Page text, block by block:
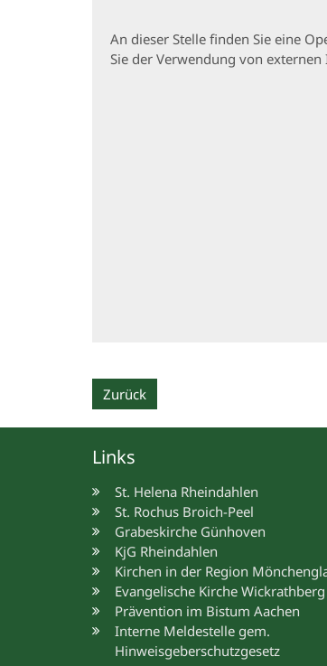
An dieser Stelle finden Sie eine
Sie der Verwendung von
Zurück
Links
St. Helena Rheindahlen
St. Rochus Broich-Peel
Grabeskirche Günhoven
KjG Rheindahlen
Kirchen in der Region
Evangelische Kirche Wickrathberg
Prävention im Bistum Aachen
Interne Meldestelle gem.
Hinweisgeberschutzgesetz